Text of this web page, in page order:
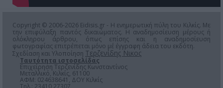
Copyright © 2006-2026 Eidisis.gr - Η ενημερωτική πύλη του Κιλκίς. Με
την επιφύλαξη παντός δικαιώματος. Η αναδημοσίευση μέρους ή
ολόκληρου άρθρου, όπως επίσης και η αναδημοσίευση
φωτογραφίας επιτρέπεται μόνο μέ έγγραφη άδεια του εκδότη.
Σχεδίαση και Υλοποίηση Τερζενίδης Νικος
Ταυτότητα ιστοσελίδας
Επιχείρηση Τερζενίδης Κωνσταντίνος
Μεταλλικό, Κιλκίς, 61100
ΑΦΜ: 024638641, ΔΟΥ Κιλκίς